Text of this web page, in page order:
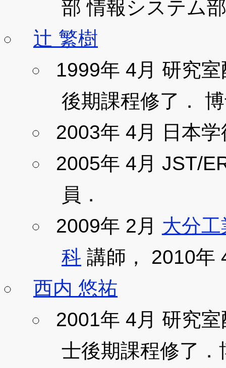
部 情報システム
辻 繁樹
1999年 4月 研究
後期課程修了．
2003年 4月 日本
2005年 4月 JST/
員．
2009年 2月 大分
科 講師， 2010年
西内 悠祐
2001年 4月 研究
士後期課程修了